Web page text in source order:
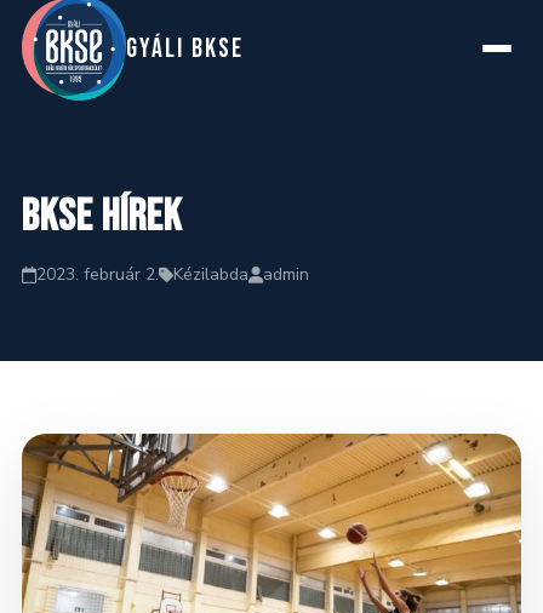
GYáLI BKSE
Rólunk
Hírek
Naptár
Dokumentumok
BKSE hírek
2023. február 2. Kézilabda admin